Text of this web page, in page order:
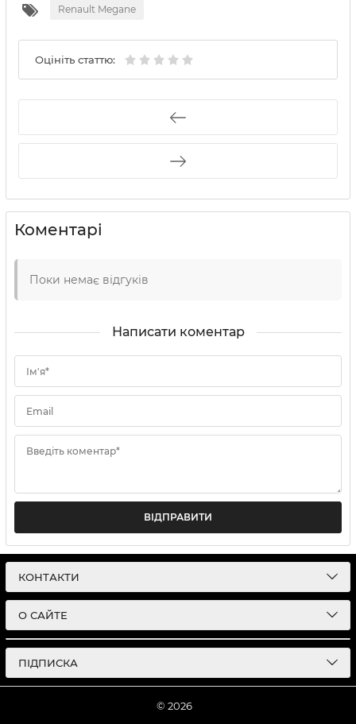
Renault Megane
Оцініть статтю:
Коментарі
Поки немає відгуків
Написати коментар
Ім'я*
Email
Введіть коментар*
ВІДПРАВИТИ
КОНТАКТИ
О САЙТЕ
ПІДПИСКА
© 2026